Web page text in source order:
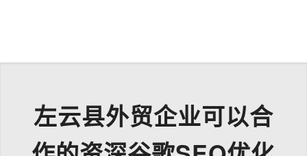
左云县外贸企业可以合